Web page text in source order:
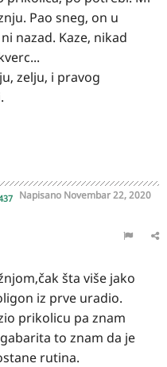
Pao sneg, on u
nazad. Kaze, nikad
zelju, i pravog
Napisano Novembar 22, 2020
šta više jako
iz prve uradio.
prikolicu pa znam
to znam da je
rutina.